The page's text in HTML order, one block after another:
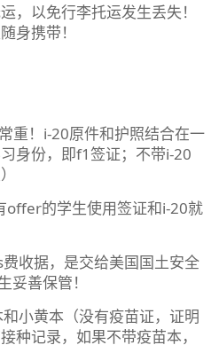
，以免行李托运发生丢失！
身携带！
重！i-20原件和护照结合在一
身份，即f1签证；不带i-20
的学生使用签证和i-20就
收据，是交给美国国土安全
妥善保管！
小黄本（没有疫苗证，证明
种记录，如果不带疫苗本，